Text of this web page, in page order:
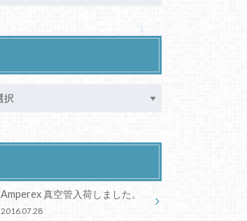
Amperex 真空管入荷しました。
2016.07.28